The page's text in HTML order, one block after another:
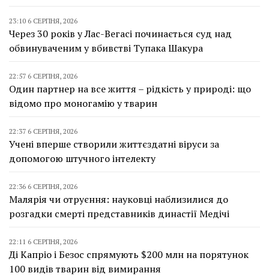
23:10 6 СЕРПНЯ, 2026
Через 30 років у Лас-Вегасі починається суд над
обвинуваченим у вбивстві Тупака Шакура
22:57 6 СЕРПНЯ, 2026
Один партнер на все життя – рідкість у природі: що
відомо про моногамію у тварин
22:37 6 СЕРПНЯ, 2026
Учені вперше створили життєздатні віруси за
допомогою штучного інтелекту
22:36 6 СЕРПНЯ, 2026
Малярія чи отруєння: науковці наблизилися до
розгадки смерті представників династії Медічі
22:11 6 СЕРПНЯ, 2026
Ді Капріо і Безос спрямують $200 млн на порятунок
100 видів тварин від вимирання